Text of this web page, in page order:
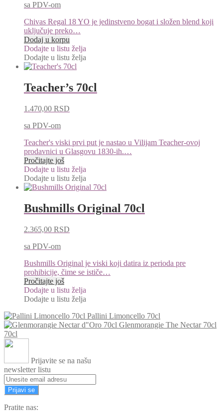
sa PDV-om
Chivas Regal 18 YO je jedinstveno bogat i složen blend koji
uključuje preko…
Dodaj u korpu
Dodajte u listu želja
Dodajte u listu želja
Teacher’s 70cl
1.470,00 RSD
sa PDV-om
Teacher's viski prvi put je nastao u Vilijam Teacher-ovoj
prodavnici u Glasgovu 1830-ih.…
Pročitajte još
Dodajte u listu želja
Dodajte u listu želja
Bushmills Original 70cl
2.365,00 RSD
sa PDV-om
Bushmills Original je viski koji datira iz perioda pre
prohibicije, čime se ističe…
Pročitajte još
Dodajte u listu želja
Dodajte u listu želja
Pallini Limoncello 70cl
Glenmorangie The Nectar 70cl
70cl
Prijavite se na našu
newsletter listu
Prijavi se
Pratite nas: